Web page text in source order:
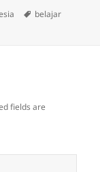
Tags
belajar
fields are